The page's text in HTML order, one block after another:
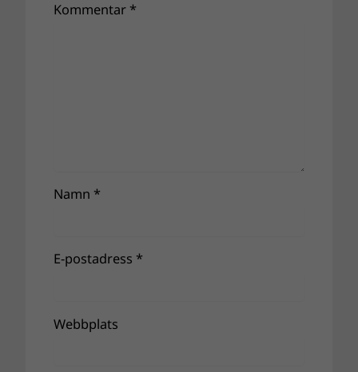
Kommentar *
Namn *
E-postadress *
Webbplats